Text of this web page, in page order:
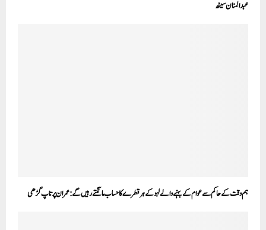
عبدالمنان سیٹھ
ہم وقت کے حاکم سے عوام کے بہنے والے لہو کے ہر قطرے کا حساب مانگتے رہیں گے: عمران پرتاپ گڑھی